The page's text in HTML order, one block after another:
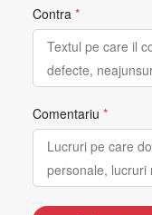
Contra *
Comentariu *